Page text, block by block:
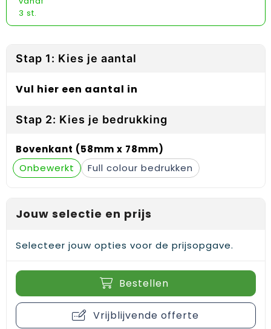
Regenkleding
Restauranttextiel
Schoenen
Schorten en Sloven
Sweaters
T-Shirts
Werkkleding sets
Gehoorbescherming
T-Shirts
Vesten
Lunchtassen
Matrozentassen
Opbergtassen
Opvouwbare tassen
Papieren tassen
Picknicktassen en manden
Rugzakken
Schoenentassen
Schoudertassen
Plakstrips voor op de telefoon
Polsbandjes
Sleutelhangers
PBM's
Handwaaiers
Zadelhoezen
Spelden en buttons
Medailles en prijzen
Nekwarmers
3 st.
Stap 1: Kies je aantal
Vul hier een aantal in
Stap 2: Kies je bedrukking
Bovenkant (58mm x 78mm)
Onbewerkt
Full colour
Jouw selectie en prijs
Selecteer jouw opties voor de prijsopgave.
Bestellen
Vrijblijvende offerte